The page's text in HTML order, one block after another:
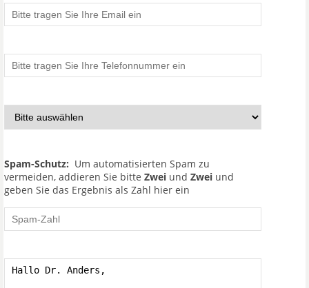
Spam-Schutz: Um automatisierten Spam zu
vermeiden, addieren Sie bitte Zwei und Zwei und
geben Sie das Ergebnis als Zahl hier ein